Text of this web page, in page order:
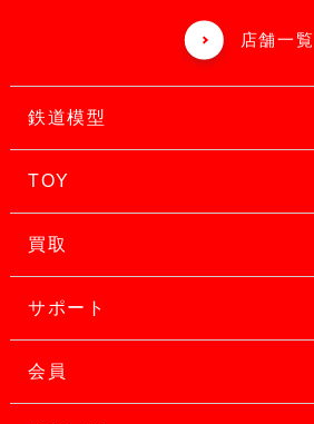
店舗一覧
鉄道模型
TOY
買取
サポート
会員